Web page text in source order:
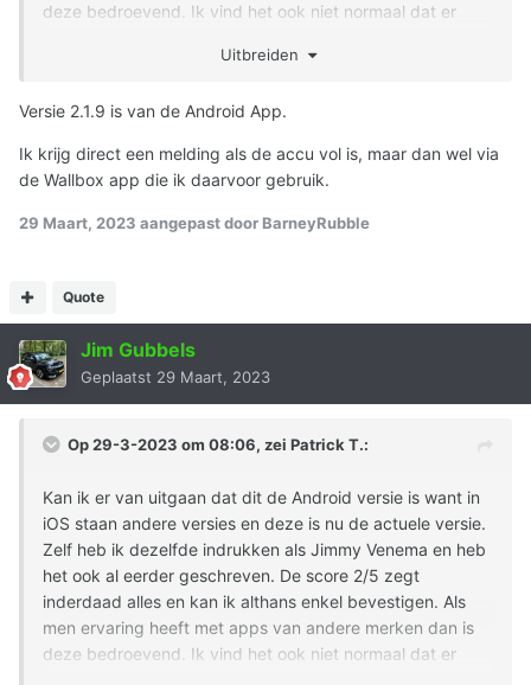
deze bedroevend. Ik vind het ook niet normaal dat er
opgeladen en men telkens eerst een refresh van de app
stand te krijgen. Mijn ervaring in het verleden was app
melding als de wagen volledig was opgeladen.
Uitbreiden
Versie 2.1.9 is van de Android App.
Ik krijg direct een melding als de accu vol is, maar dan wel via
de Wallbox app die ik daarvoor gebruik.
29 Maart, 2023 aangepast door BarneyRubble
Quote
Jim Gubbels
Geplaatst 29 Maart, 2023
Op 29-3-2023 om 08:06, zei Patrick T.:
Kan ik er van uitgaan dat dit de Android versie is want in
iOS staan andere versies en deze is nu de actuele versie.
Zelf heb ik dezelfde indrukken als Jimmy Venema en heb
het ook al eerder geschreven. De score 2/5 zegt
inderdaad alles en kan ik althans enkel bevestigen. Als
men ervaring heeft met apps van andere merken dan is
deze bedroevend. Ik vind het ook niet normaal dat er